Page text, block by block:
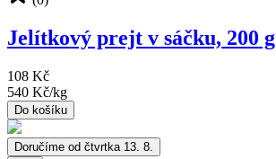
Jelítkový prejt v sáčku, 200 g
108 Kč
540 Kč/kg
Do košíku
Doručíme od čtvrtka 13. 8.